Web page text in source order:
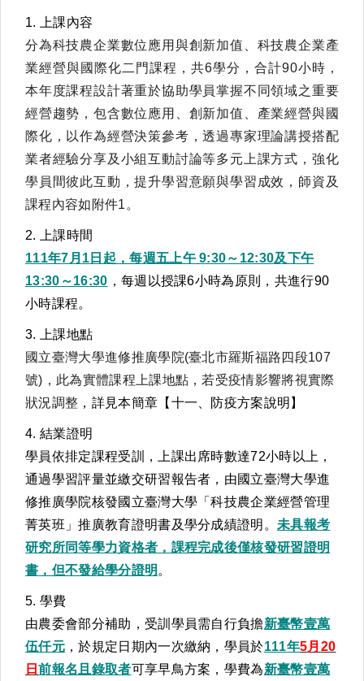
1. 上課內容
分為科技農企業數位應用與創新加值、科技農企業產
業經營與國際化二門課程，共6學分，合計90小時，
本年度課程設計著重於協助學員掌握不同領域之重要
經營趨勢，包含數位應用、創新加值、產業經營與國
際化，以作為經營決策參考，透過專家理論講授搭配
業者經驗分享及小組互動討論等多元上課方式，強化
學員間彼此互動，提升學習意願與學習成效，師資及
課程內容如附件1。
2. 上課時間
111年7 月 1 日起，每週五上午9:30～ 12:30及下午
13:30 ～16:30 ，每週以授課6小時為原則，共進行90
小時課程。
3. 上課地點
國立臺灣大學進修推廣學院(臺北市羅斯福路四段107
號)，此為實體課程上課地點，若受疫情影響將視實際
狀況調整 ，詳見本簡章【十一、防疫方案說明】
4. 結業證明
學員依排定課程受訓，上課出席時數達72小時以上，
通過學習評量並繳交研習報告者，由國立臺灣大學進
修推廣學院核發國立臺灣大學「科技農企業經營管理
菁英班」推廣教育證明書及學分成績證明。未具報考
研究所同等學力資格者，課程完成後僅核發研習證明
書，但不發給學分證明 。
5. 學費
由農委會部分補助，受訓學員需自行負擔新臺幣壹萬
伍仟元，於規定日期內一次繳納，學員於111年5月 20
日前報名且錄取者可享早鳥方案，學費為新臺幣壹萬